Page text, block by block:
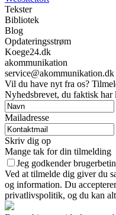
Tekster
Bibliotek
Blog
Opdateringsstrøm
Koege24.dk
akommunikation
service@akommunikation.dk
Vil du have nyt fra os?
Nyhedsbrevet, du faktisk har
Mailadresse
Skriv dig op
Mange tak for din tilmelding
Jeg godkender
Ved at tilmelde dig giver du
og information. Du
privatlivspolitik, og du kan